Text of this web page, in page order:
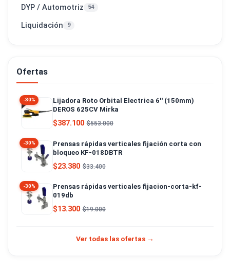
DYP / Automotriz 54
Liquidación 9
Ofertas
-30%
Lijadora Roto Orbital Electrica 6'' (150mm)
DEROS 625CV Mirka
$387.100 $553.000
-30%
Prensas rápidas verticales fijación corta con
bloqueo KF-018DBTR
$23.380 $33.400
-30%
Prensas rápidas verticales fijacion-corta-kf-
019db
$13.300 $19.000
Ver todas las ofertas →